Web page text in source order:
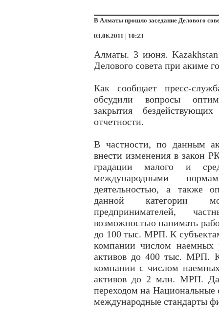
В Алматы прошло заседание Делового
03.06.2011 | 10:23
Алматы. 3 июня.
Делового совета при акиме
Как сообщает пресс-
обсудили вопросы
закрытия
отчетности.
В частности, по данным
внести изменения в закон
градации малого и
международными
деятельностью, а также
данной категории
предпринимателей,
возможностью нанимать
до 100 тыс. МРП. К
компании числом наемных
активов до 400 тыс. МРП. К
компании с числом
активов до 2 млн. МРП.
переходом на Национальные
международные стандарты